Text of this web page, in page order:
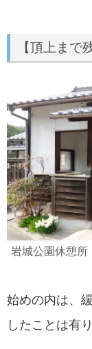
【頂上まで
岩城公園休憩所
始めの内は、
したことは有